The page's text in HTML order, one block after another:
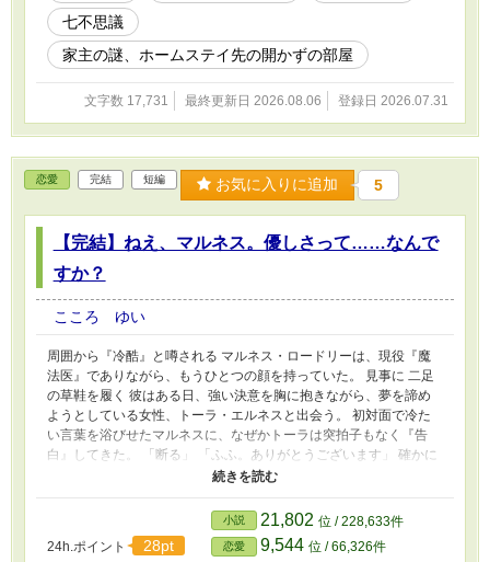
る。 それは、どこか影のある時子の家の『開か
ずの部屋』と関係があったーー。 ぽんた、アー
トクラブの“みんな“は『未来』を掴み取ることが
できるのか。 いま、強制不可避な妖怪との夏が
始まるーー。 ※表紙は、かんたん表紙メーカー
七不思議
家主の謎、ホームステイ先の開かずの部屋
文字数 17,731 最終更新日 2026.08.06 登録日 2026.07.31
恋愛 完結 短編 お気に入りに追加 5
【完結】ねえ、マルネス。優しさって……なんで
すか？
こころ ゆい
周囲から『冷酷』と噂される マルネス・ロードリーは、現役『魔
法医』でありながら、もうひとつの顔を持っていた。 見事に 二足
の草鞋を履く 彼はある日、強い決意を胸に抱きながら、夢を諦め
ようとしている女性、トーラ・エルネスと出会う。 初対面で冷た
い言葉を浴びせたマルネスに、なぜかトーラは突拍子もなく『告
白』してきた。 「断る」 「ふふ。ありがとうございます」 確かに
拒んだはずが、彼女は微笑んでお礼を口にし..... 気づけば マルネス
「.....私、試してみたいことがあるんです」 そして、仕事も告白
も、どれだけ冷たい言葉や態度をとろうと、トーラはめげずに食ら
いついてきた。 告白を何度拒否しても、彼女は決まって「ありが
24h.ポイント 28pt
小説 21,802 位 / 228,633件
恋愛 9,544 位 / 66,326件